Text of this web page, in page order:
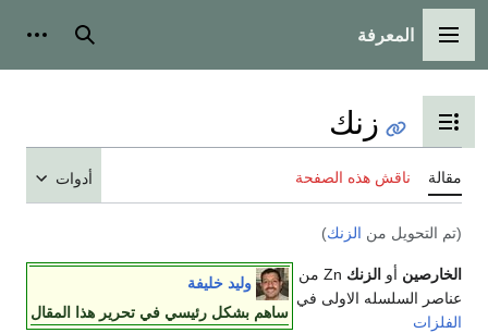
القائمة الرئيسية
المعرفة بحث
تبديل عرض جدول المحتويات
زنك
مقالة ناقش هذه الصفحة أدوات
(تم التحويل من الزنك)
وليد خليفة
ساهم بشكل رئيسي في تحرير هذا المقال
الخارصين أو الزنك
Zn من
عناصر السلسله الاولى في
الفلزات